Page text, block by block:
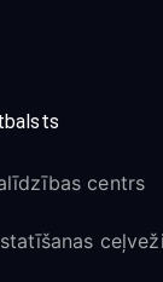
centrs
ceļveži